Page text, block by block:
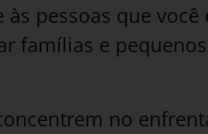
pessoas que você
famílias e
no